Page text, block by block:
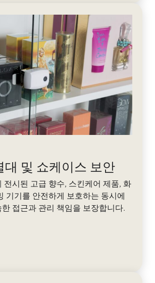
대 및 쇼케이스 보안
전시된 고급 향수, 스킨케어 제품, 화
기기를 안전하게 보호하는 동시에
접근과 관리 책임을 보장합니다.